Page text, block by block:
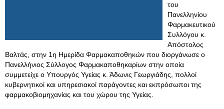
του
Πανελληνίου
Φαρμακευτικού
Συλλόγου κ.
Απόστολος
Βαλτάς, στην 1η Ημερίδα Φαρμακαποθηκών που διοργάνωσε ο
Πανελλήνιος Σύλλογος Φαρμακαποθηκαρίων στην οποία
συμμετείχε ο Υπουργός Υγείας κ. Άδωνις Γεωργιάδης, πολλοί
κυβερνητικοί και υπηρεσιακοί παράγοντες και εκπρόσωποι της
φαρμακοβιομηχανίας και του χώρου της Υγείας.